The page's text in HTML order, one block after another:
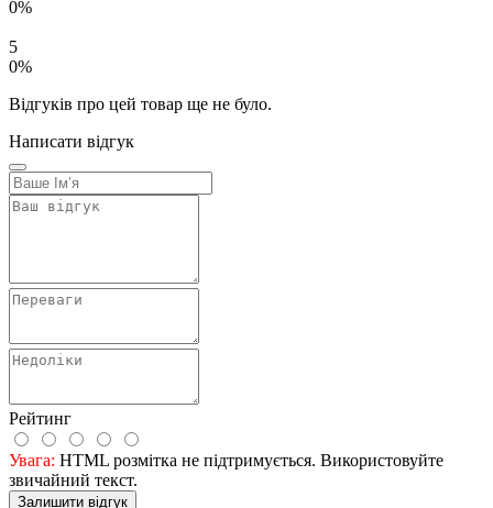
0%
5
0%
Відгуків про цей товар ще не було.
Написати відгук
Рейтинг
Увага: HTML розмітка не підтримується. Використовуйте
звичайний текст.
Залишити відгук